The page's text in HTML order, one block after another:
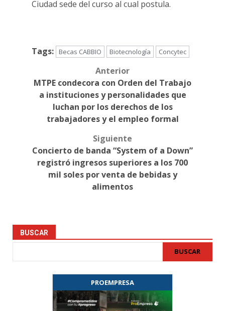
Ciudad sede del curso al cual postula.
Tags: Becas CABBIO Biotecnología Concytec
navigation
Anterior
MTPE condecora con Orden del Trabajo
a instituciones y personalidades que
luchan por los derechos de los
trabajadores y el empleo formal
Siguiente
Concierto de banda “System of a Down”
registró ingresos superiores a los 700
mil soles por venta de bebidas y
alimentos
BUSCAR
BUSCAR
PROEMPRESA